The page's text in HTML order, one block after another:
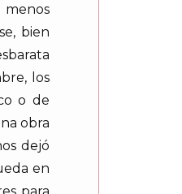
bien
los
o de
obra
dejó
en